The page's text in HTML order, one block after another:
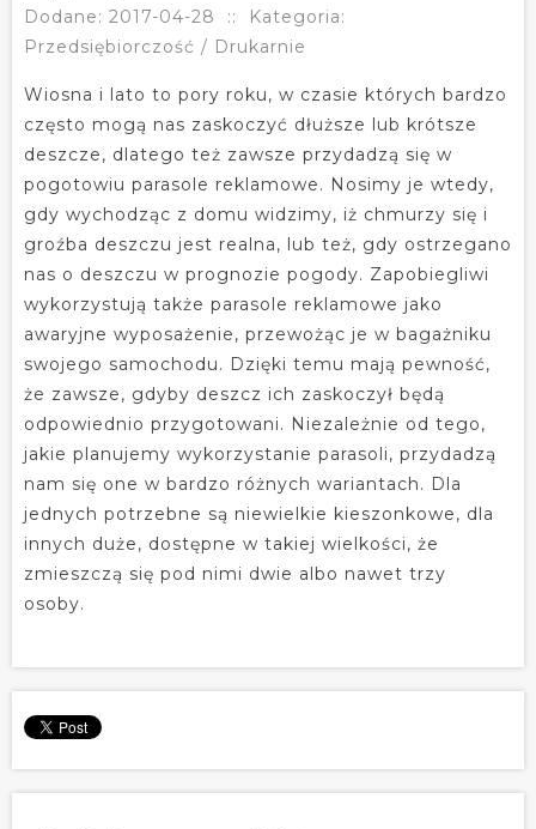
Dodane: 2017-04-28 ::
Kategoria:
Przedsiębiorczość / Drukarnie
Wiosna i lato to pory roku, w czasie których bardzo
często mogą nas zaskoczyć dłuższe lub krótsze
deszcze, dlatego też zawsze przydadzą się w
pogotowiu parasole reklamowe. Nosimy je wtedy,
gdy wychodząc z domu widzimy, iż chmurzy się i
groźba deszczu jest realna, lub też, gdy ostrzegano
nas o deszczu w prognozie pogody. Zapobiegliwi
wykorzystują także parasole reklamowe jako
awaryjne wyposażenie, przewożąc je w bagażniku
swojego samochodu. Dzięki temu mają pewność,
że zawsze, gdyby deszcz ich zaskoczył będą
odpowiednio przygotowani. Niezależnie od tego,
jakie planujemy wykorzystanie parasoli, przydadzą
nam się one w bardzo różnych wariantach. Dla
jednych potrzebne są niewielkie kieszonkowe, dla
innych duże, dostępne w takiej wielkości, że
zmieszczą się pod nimi dwie albo nawet trzy
osoby.